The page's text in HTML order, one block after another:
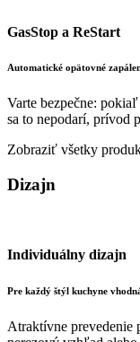
GasStop a ReStart
Automatické opätovné
Varte bezpečne:
sa to nepodarí, prívod
Zobraziť všetky
Dizajn
Individuálny dizajn
Pre každý štýl kuchyne
Atraktívne prevedenie